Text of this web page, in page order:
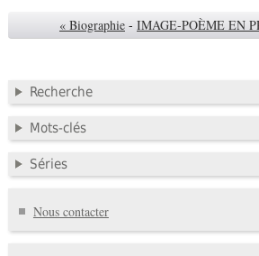
« Biographie - IMAGE-POÈME EN
Recherche
Mots-clés
Séries
Nous contacter